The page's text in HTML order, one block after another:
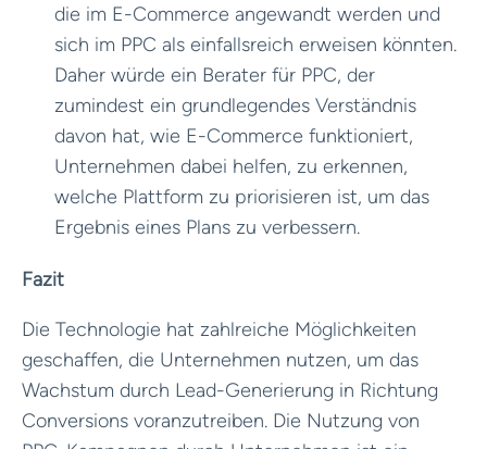
die im E-Commerce angewandt werden und
sich im PPC als einfallsreich erweisen könnten.
Daher würde ein Berater für PPC, der
zumindest ein grundlegendes Verständnis
davon hat, wie E-Commerce funktioniert,
Unternehmen dabei helfen, zu erkennen,
welche Plattform zu priorisieren ist, um das
Ergebnis eines Plans zu verbessern.
Fazit
Die Technologie hat zahlreiche Möglichkeiten
geschaffen, die Unternehmen nutzen, um das
Wachstum durch Lead-Generierung in Richtung
Conversions voranzutreiben. Die Nutzung von